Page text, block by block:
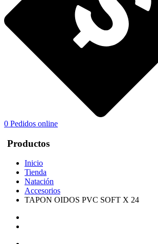
0 Pedidos online
Productos
Inicio
Tienda
Natación
Accesorios
TAPON OIDOS PVC SOFT X 24